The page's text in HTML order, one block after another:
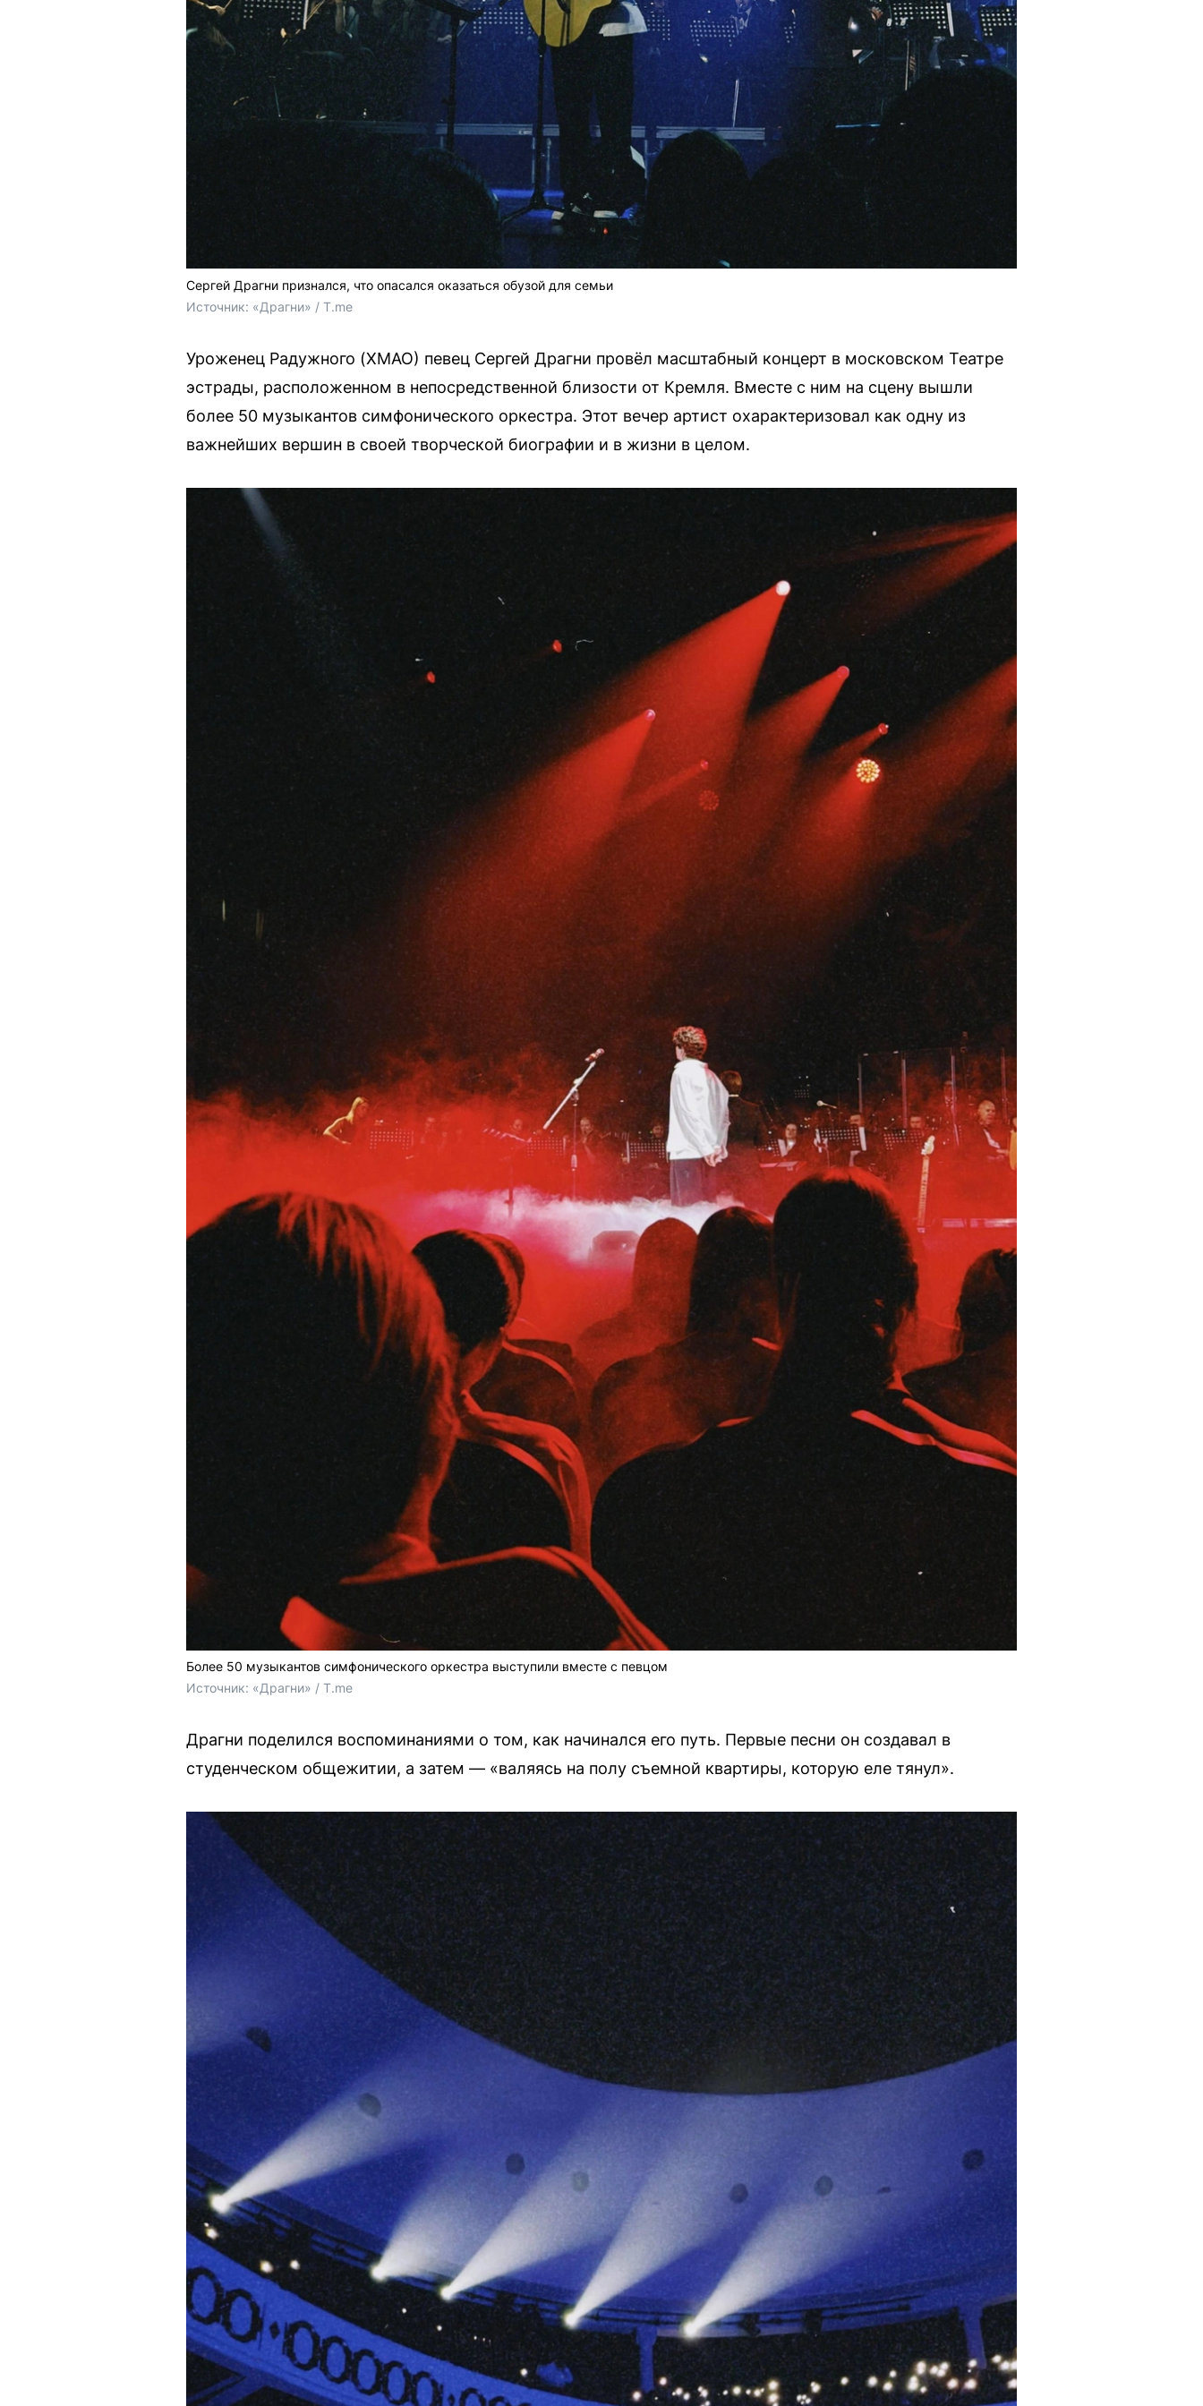
Сергей Драгни признался, что опасался оказаться обузой для семьи
Источник: «Драгни» / T.me
Уроженец Радужного (ХМАО) певец Сергей Драгни провёл масштабный концерт в московском Театре
эстрады, расположенном в непосредственной близости от Кремля. Вместе с ним на сцену вышли
более 50 музыкантов симфонического оркестра. Этот вечер артист охарактеризовал как одну из
важнейших вершин в своей творческой биографии и в жизни в целом.
Более 50 музыкантов симфонического оркестра выступили вместе с певцом
Источник: «Драгни» / T.me
Драгни поделился воспоминаниями о том, как начинался его путь. Первые песни он создавал в
студенческом общежитии, а затем — «валяясь на полу съемной квартиры, которую еле тянул».